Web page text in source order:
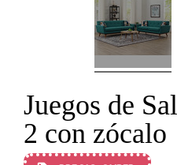
Juegos de
2 con zócalo